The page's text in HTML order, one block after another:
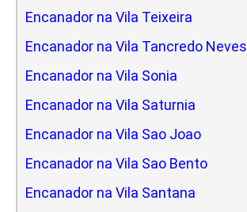
Encanador na Vila Teixeira
Encanador na Vila Tancredo Neves
Encanador na Vila Sonia
Encanador na Vila Saturnia
Encanador na Vila Sao Joao
Encanador na Vila Sao Bento
Encanador na Vila Santana